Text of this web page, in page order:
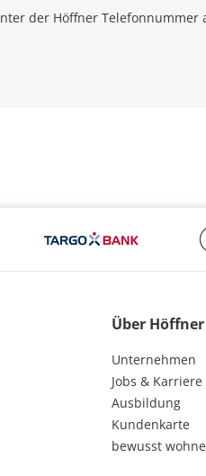
der Höffner
Über Höffner
Unternehmen
Jobs & Karriere
Ausbildung
Kundenkarte
bewusst